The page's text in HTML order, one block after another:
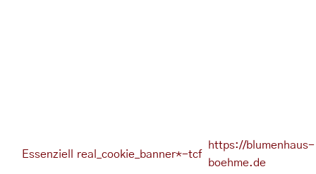
Essenziell real_cookie_banner*-tcf
https://blumenhaus-
boehme.de